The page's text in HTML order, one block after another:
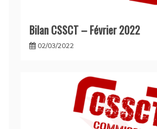
Bilan CSSCT – Février 2022
02/03/2022